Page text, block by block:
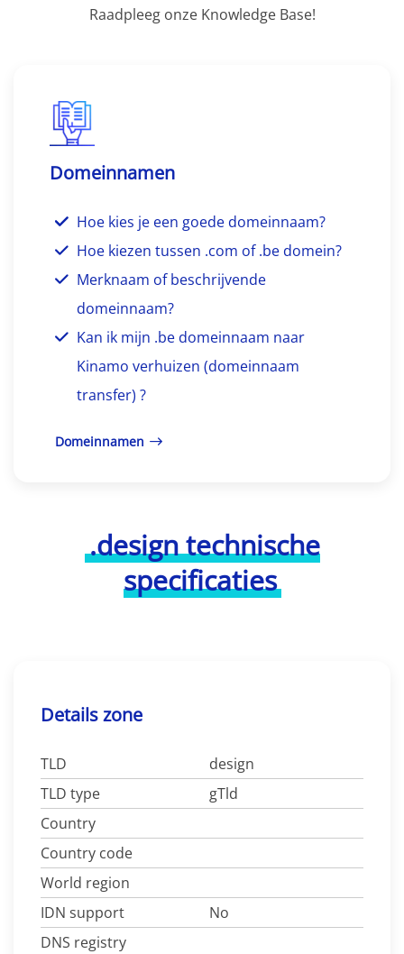
Raadpleeg onze Knowledge Base!
Domeinnamen
Hoe kies je een goede domeinnaam?
Hoe kiezen tussen .com of .be domein?
Merknaam of beschrijvende
domeinnaam?
Kan ik mijn .be domeinnaam naar
Kinamo verhuizen (domeinnaam
transfer) ?
Domeinnamen
.design technische
specificaties
Details zone
TLD
design
TLD type
gTld
Country
Country code
World region
IDN support
No
DNS registry